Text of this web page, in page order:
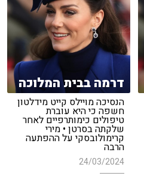
דרמה בבית המלוכה
הנסיכה מויילס קייט מידלטון
חשפה כי היא עוברת
טיפולים כימותרפיים לאחר
שלקתה בסרטן • מירי
קרימולובסקי על ההפתעה
הרבה
24/03/2024